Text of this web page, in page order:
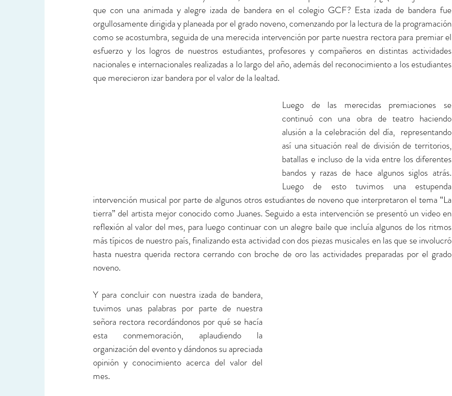
que con una animada y alegre izada de bandera en el colegio GCF? Esta izada de bandera fue
orgullosamente dirigida y planeada por el grado noveno, comenzando por la lectura de la programación
como se acostumbra, seguida de una merecida intervención por parte nuestra rectora para premiar el
esfuerzo y los logros de nuestros estudiantes, profesores y compañeros en distintas actividades
nacionales e internacionales realizadas a lo largo del año, además del reconocimiento a los estudiantes
que merecieron izar bandera por el valor de la lealtad.
Luego de las merecidas premiaciones se
continuó con una obra de teatro haciendo
alusión a la celebración del día,  representando
así una situación real de división de territorios,
batallas e incluso de la vida entre los diferentes
bandos y razas de hace algunos siglos atrás.
Luego de esto tuvimos una estupenda
intervención musical por parte de algunos otros estudiantes de noveno que interpretaron el tema “La
tierra” del artista mejor conocido como Juanes. Seguido a esta intervención se presentó un video en
reflexión al valor del mes, para luego continuar con un alegre baile que incluía algunos de los ritmos
más típicos de nuestro país, finalizando esta actividad con dos piezas musicales en las que se involucró
hasta nuestra querida rectora cerrando con broche de oro las actividades preparadas por el grado
noveno.
Y para concluir con nuestra izada de bandera,
tuvimos unas palabras por parte de nuestra
señora rectora recordándonos por qué se hacía
esta conmemoración, aplaudiendo la
organización del evento y dándonos su apreciada
opinión y conocimiento acerca del valor del
mes.